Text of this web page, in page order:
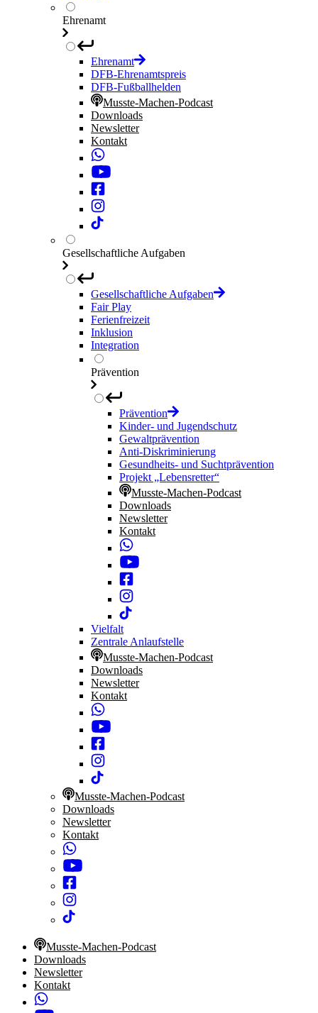
Ehrenamt
Ehrenamt
DFB-Ehrenamtspreis
DFB-Fußballhelden
Musste-Machen-Podcast
Downloads
Newsletter
Kontakt
Gesellschaftliche Aufgaben
Gesellschaftliche Aufgaben
Fair Play
Ferienfreizeit
Inklusion
Integration
Prävention
Prävention
Kinder- und Jugendschutz
Gewaltprävention
Anti-Diskriminierung
Gesundheits- und Suchtprävention
Projekt „Lebensretter“
Musste-Machen-Podcast
Downloads
Newsletter
Kontakt
Vielfalt
Zentrale Anlaufstelle
Musste-Machen-Podcast
Downloads
Newsletter
Kontakt
Musste-Machen-Podcast
Downloads
Newsletter
Kontakt
Musste-Machen-Podcast
Downloads
Newsletter
Kontakt